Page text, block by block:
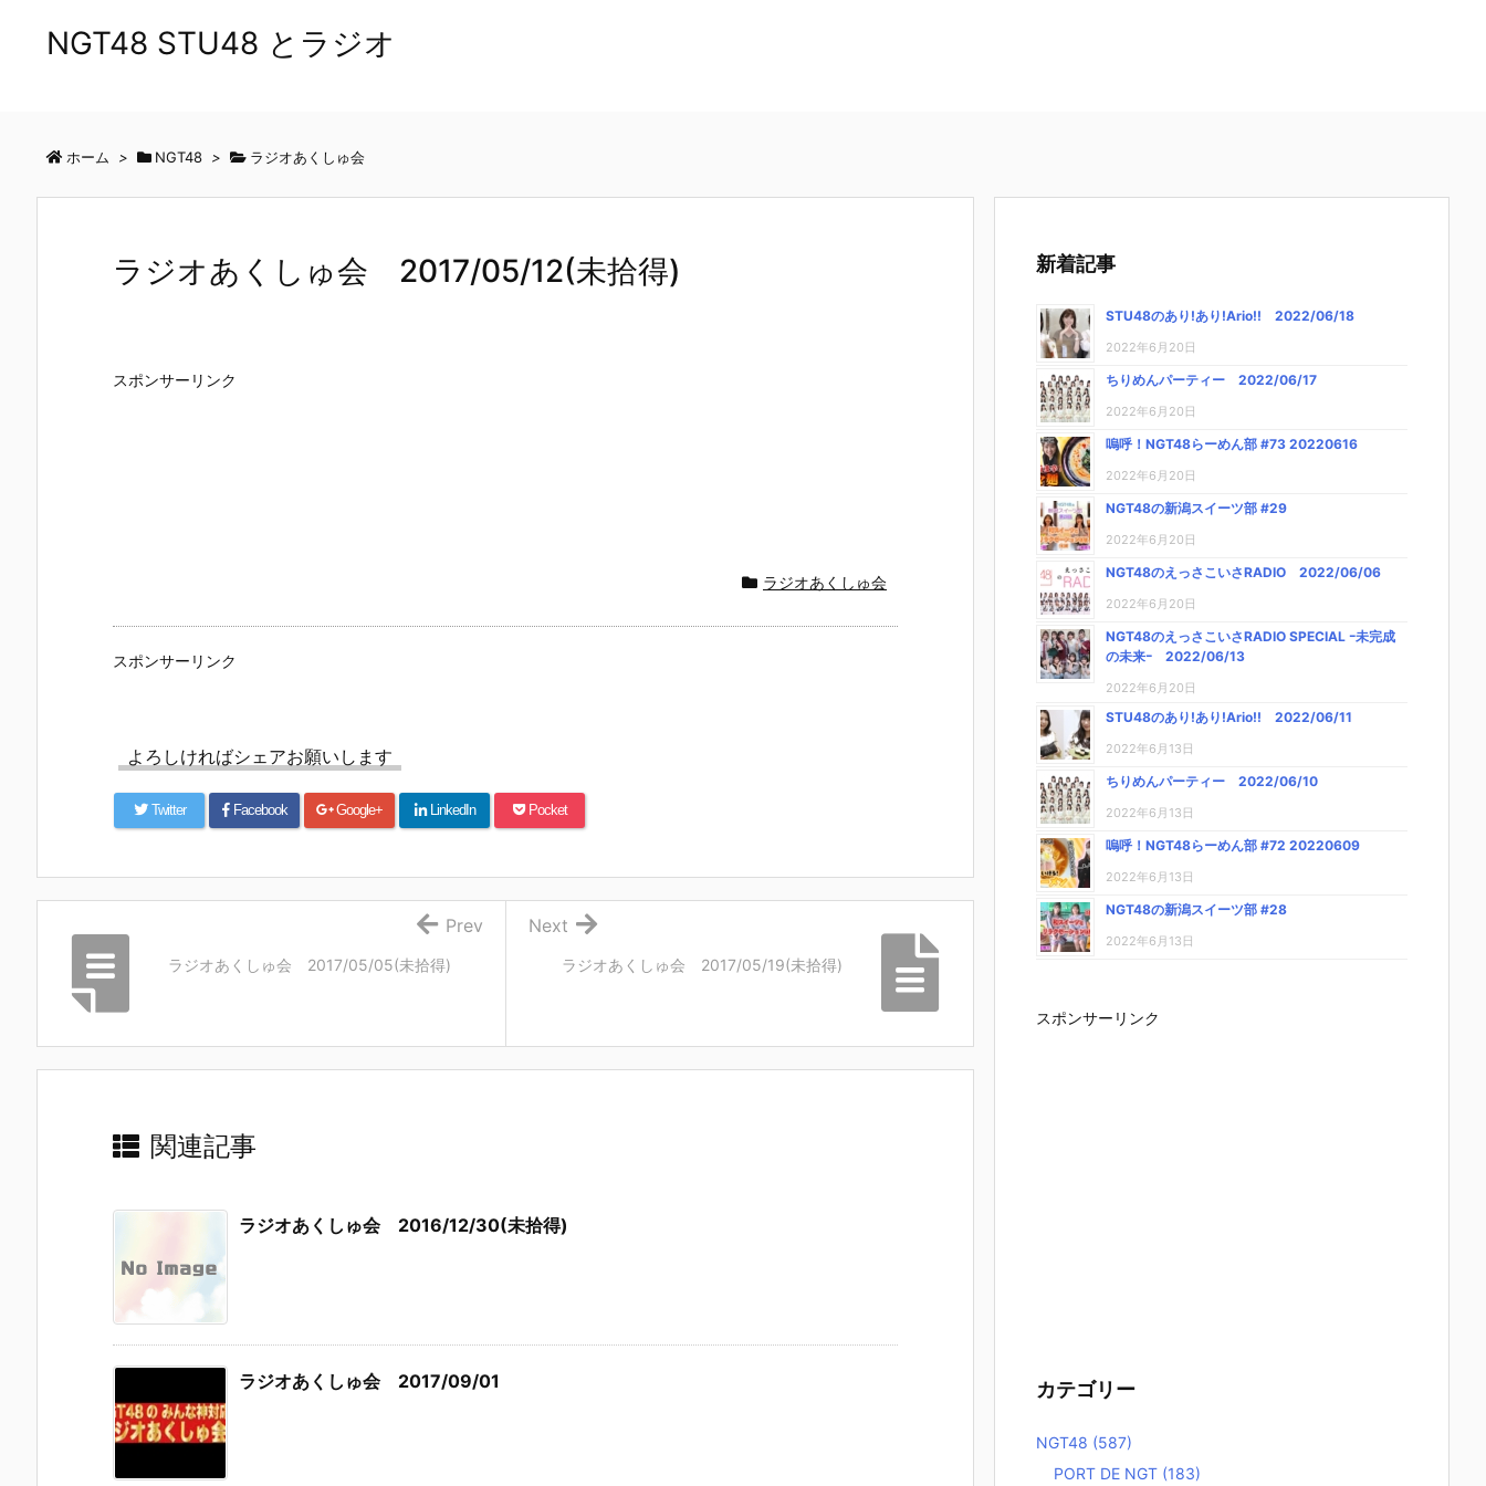
NGT48 STU48 とラジオ
ホーム > NGT48 > ラジオあくしゅ会
ラジオあくしゅ会 2017/05/12(未拾得)
スポンサーリンク
ラジオあくしゅ会
スポンサーリンク
よろしければシェアお願いします
Twitter Facebook Google+ LinkedIn Pocket
ラジオあくしゅ会 2017/05/19(未拾得)
Next
ラジオあくしゅ会 2017/05/05(未拾得)
Prev
関連記事
ラジオあくしゅ会 2016/12/30(未拾得)
ラジオあくしゅ会 2017/09/01
新着記事
STU48のあり!あり!Ario!! 2022/06/18
2022年6月20日
ちりめんパーティー 2022/06/17
2022年6月20日
嗚呼！NGT48らーめん部 #73 20220616
2022年6月20日
NGT48の新潟スイーツ部 #29
2022年6月20日
NGT48のえっさこいさRADIO 2022/06/06
2022年6月20日
NGT48のえっさこいさRADIO SPECIAL ｰ未完成
の未来ｰ 2022/06/13
2022年6月20日
STU48のあり!あり!Ario!! 2022/06/11
2022年6月13日
ちりめんパーティー 2022/06/10
2022年6月13日
嗚呼！NGT48らーめん部 #72 20220609
2022年6月13日
NGT48の新潟スイーツ部 #28
2022年6月13日
スポンサーリンク
カテゴリー
NGT48 (587)
PORT DE NGT (183)